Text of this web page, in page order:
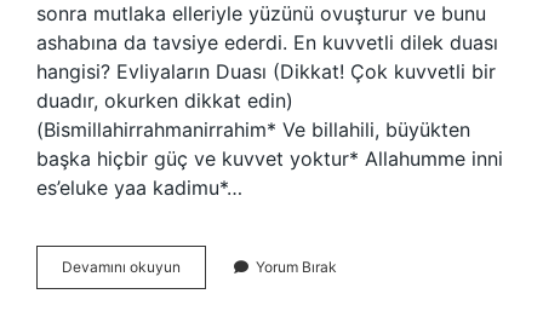
sonra mutlaka elleriyle yüzünü ovuşturur ve bunu
ashabına da tavsiye ederdi. En kuvvetli dilek duası
hangisi? Evliyaların Duası (Dikkat! Çok kuvvetli bir
duadır, okurken dikkat edin)
(Bismillahirrahmanirrahim* Ve billahili, büyükten
başka hiçbir güç ve kuvvet yoktur* Allahumme inni
es’eluke yaa kadimu*…
Devamını okuyun
Şeyi
Yorum Bırak